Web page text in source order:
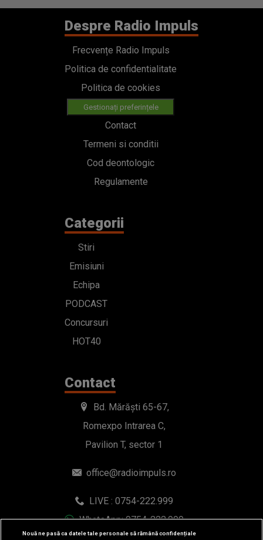
Despre Radio Impuls
Frecvențe Radio Impuls
Politica de confidentialitate
Politica de cookies
Gestionați preferințele
Contact
Termeni si conditii
Cod deontologic
Regulamente
Categorii
Stiri
Emisiuni
Echipa
PODCAST
Concursuri
HOT40
Contact
Bd. Mărăști 65-67,
Romexpo Intrarea C,
Pavilion T, sector 1
office@radioimpuls.ro
LIVE : 0754-222.999
WhatsApp: 0754-222.999
Nouă ne pasă ca datele tale personale să rămână confidențiale